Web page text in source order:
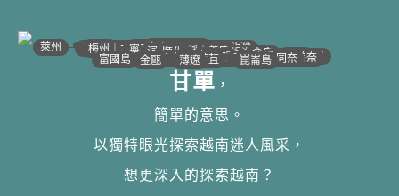
• 河江｜高平
沙壩 •
萊州 • 宣光 •
安沛｜木江界 •
• 太原
梅州｜木州•• 北江｜北寧
• 下龍灣
• 河內
•海防｜海洋
• 南定｜清化
寧平 ••河靜｜義安
洞海 •
順化 •• 峴港
• 會安
• 歸仁
邦美蜀 •
大叻 ••芽莊｜潘郎
•潘切｜美奈
平陽 •
西寧 •
胡志明 •
美萩 •
富國島 •迪石 •
金甌 • • 同奈
• 頭頓
• 芹苴 •崑崙島
• 薄遼
甘單 ，
簡單的意思。
以獨特眼光探索越南迷人風采，
想更深入的探索越南？